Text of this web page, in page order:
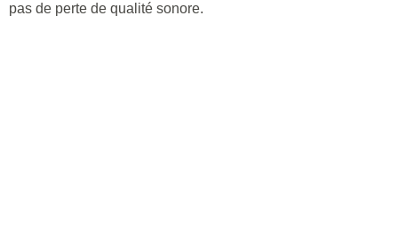
pas de perte de qualité sonore.